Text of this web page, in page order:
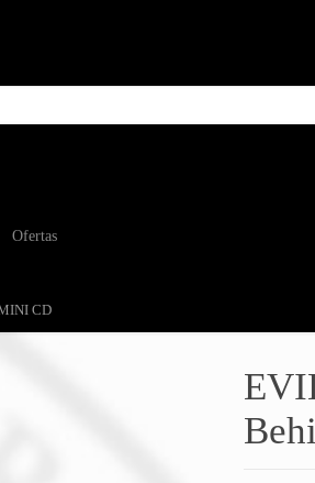
Ofertas
CD